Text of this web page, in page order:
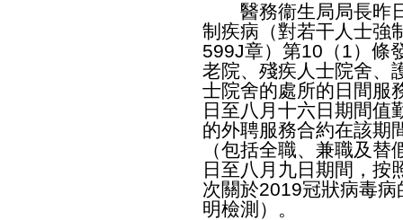
醫務衞生局局長昨日
制疾病（對若干人士強
599J章）第10（1）條
老院、殘疾人士院舍、
士院舍的處所的日間服
日至八月十六日期間值
的外聘服務合約在該期
（包括全職、兼職及
日至八月九日期間，按
次關於2019冠狀病毒
明檢測）。